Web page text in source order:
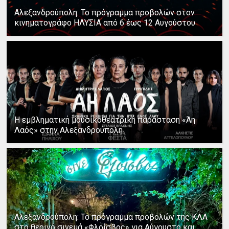
Αλεξανδρούπολη: Το πρόγραμμα προβολών στον
κινηματογράφο ΗΛΥΣΙΑ από 6 έως 12 Αυγούστου
Η εμβληματική μουσικοθεατρική παράσταση «Άη
Λαός» στην Αλεξανδρούπολη
Αλεξανδρούπολη: Το πρόγραμμα προβολών της ΚΛΑ